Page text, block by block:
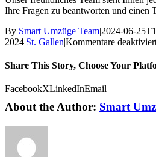
Ihre Fragen zu beantworten und einen
By Smart Umzüge Team|2024-06-
2024|St. Gallen|Kommentare
Share This Story, Choose Your
FacebookXLinkedInEmail
About the Author: Smart